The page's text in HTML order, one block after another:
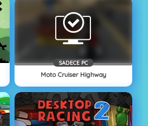
SADECE PC
Moto Cruiser Highway